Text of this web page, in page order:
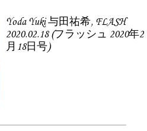
Yoda Yuki 与田祐希, FLASH
2020.02.18 (フラッシュ 2020年2
月18日号)